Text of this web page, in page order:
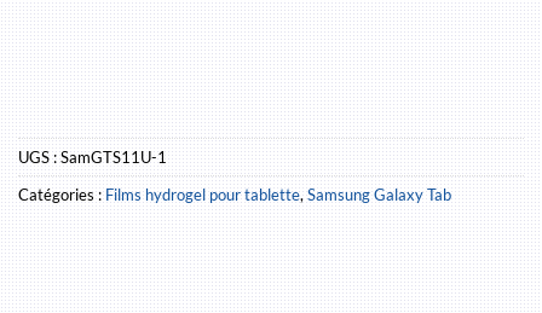
UGS :SamGTS11U-1
Catégories :Films hydrogel pour tablette,Samsung Galaxy Tab